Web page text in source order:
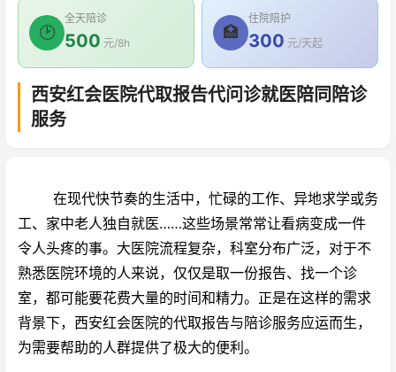
🕑
全天陪诊
500 元/8h
🏥
住院陪护
300 元/天起
西安红会医院代取报告代问诊就医陪同陪诊
服务
在现代快节奏的生活中，忙碌的工作、异地求学或务
工、家中老人独自就医……这些场景常常让看病变成一件
令人头疼的事。大医院流程复杂，科室分布广泛，对于不
熟悉医院环境的人来说，仅仅是取一份报告、找一个诊
室，都可能要花费大量的时间和精力。正是在这样的需求
背景下，西安红会医院的代取报告与陪诊服务应运而生，
为需要帮助的人群提供了极大的便利。